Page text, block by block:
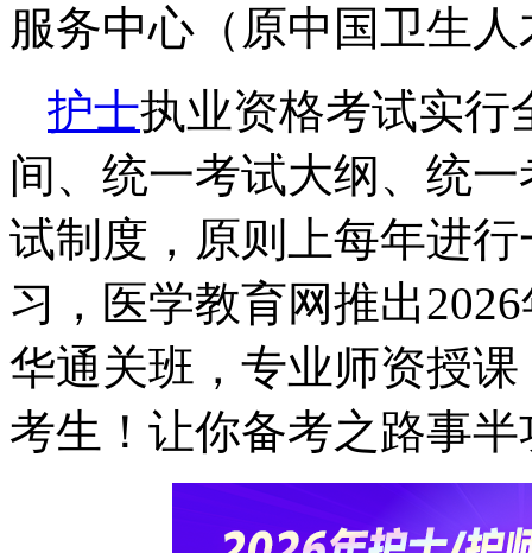
服务中心（原中国卫生
护士执业资格考试实行
间、统一考试大纲、统
试制度，原则上每年进行
习，医学教育网推出
华通关班，专业师资授课
考生！让你备考之路事半